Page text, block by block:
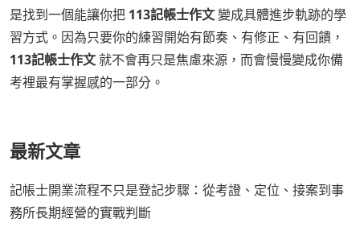
是找到一個能讓你把 113記帳士作文變成具體進步軌跡的學
習方式。因為只要你的練習開始有節奏、有修正、有回饋，
113記帳士作文就不會再只是焦慮來源，而會慢慢變成你備
考裡最有掌握感的一部分。
最新文章
記帳士開業流程不只是登記步驟：從考證、定位、接案到事
務所長期經營的實戰判斷